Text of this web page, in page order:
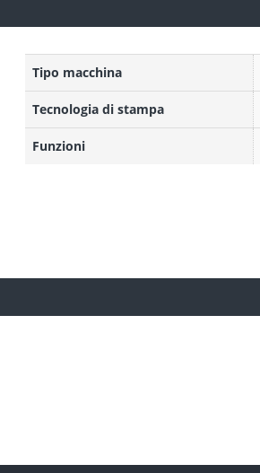
Tipo macchina
Tecnologia di stampa
Funzioni